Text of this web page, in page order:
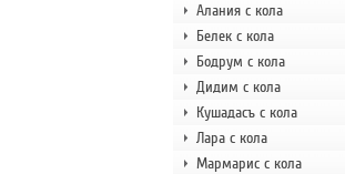
Алания с кола
Белек с кола
Бодрум с кола
Дидим с кола
Кушадасъ с кола
Лара с кола
Мармарис с кола